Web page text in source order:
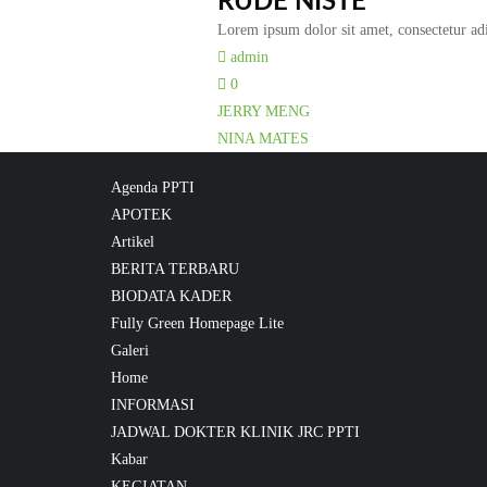
Lorem ipsum dolor sit amet, consectetur
admin
0
Post
navigation
JERRY MENG
NINA MATES
Agenda PPTI
APOTEK
Artikel
BERITA TERBARU
BIODATA KADER
Fully Green Homepage Lite
Galeri
Home
INFORMASI
JADWAL DOKTER KLINIK JRC PPTI
Kabar